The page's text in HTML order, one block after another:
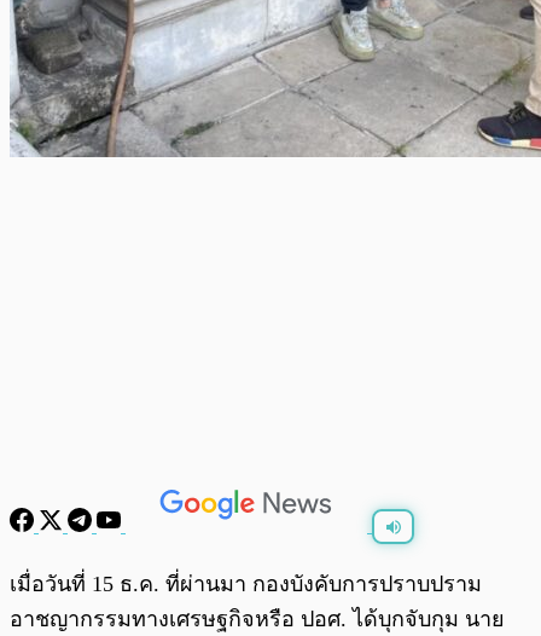
พร้อมเล่น
เมื่อวันที่ 15 ธ.ค. ที่ผ่านมา กองบังคับการปราบปราม
อาชญากรรมทางเศรษฐกิจหรือ ปอศ. ได้บุกจับกุม นาย